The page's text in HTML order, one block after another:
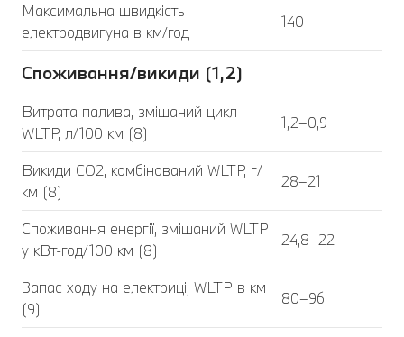
Максимальна швидкість
електродвигуна в км/год
140
Споживання/викиди (1,2)
Витрата палива, змішаний цикл
WLTP, л/100 км (8)
1,2–0,9
Викиди CO2, комбінований WLTP, г/
км (8)
28–21
Споживання енергії, змішаний WLTP
у кВт-год/100 км (8)
24,8–22
Запас ходу на електриці, WLTP в км
(9)
80–96